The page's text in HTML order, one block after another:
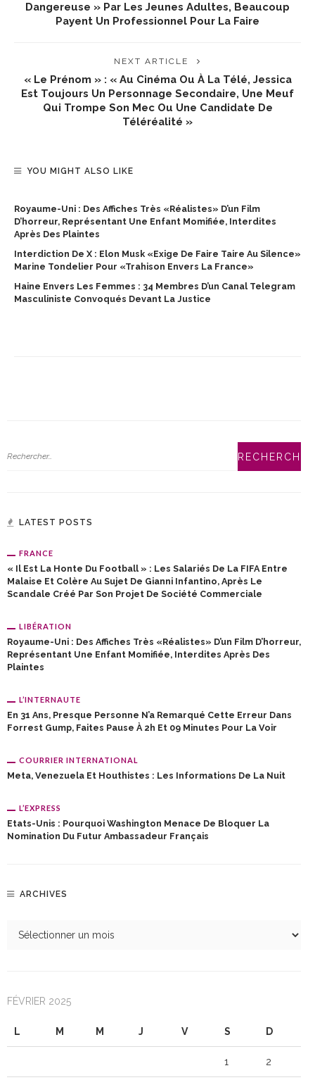
Dangereuse » Par Les Jeunes Adultes, Beaucoup
Payent Un Professionnel Pour La Faire
NEXT ARTICLE
« Le Prénom » : « Au Cinéma Ou À La Télé, Jessica
Est Toujours Un Personnage Secondaire, Une Meuf
Qui Trompe Son Mec Ou Une Candidate De
Téléréalité »
YOU MIGHT ALSO LIKE
Royaume-Uni : Des Affiches Très «réalistes» D’un Film
D’horreur, Représentant Une Enfant Momifiée, Interdites
Après Des Plaintes
Interdiction De X : Elon Musk «exige De Faire Taire Au Silence»
Marine Tondelier Pour «trahison Envers La France»
Haine Envers Les Femmes : 34 Membres D’un Canal Telegram
Masculiniste Convoqués Devant La Justice
LATEST POSTS
FRANCE
« Il Est La Honte Du Football » : Les Salariés De La FIFA Entre
Malaise Et Colère Au Sujet De Gianni Infantino, Après Le
Scandale Créé Par Son Projet De Société Commerciale
LIBÉRATION
Royaume-Uni : Des Affiches Très «réalistes» D’un Film D’horreur,
Représentant Une Enfant Momifiée, Interdites Après Des
Plaintes
L’INTERNAUTE
En 31 Ans, Presque Personne N’a Remarqué Cette Erreur Dans
Forrest Gump, Faites Pause À 2h Et 09 Minutes Pour La Voir
COURRIER INTERNATIONAL
Meta, Venezuela Et Houthistes : Les Informations De La Nuit
L’EXPRESS
Etats-Unis : Pourquoi Washington Menace De Bloquer La
Nomination Du Futur Ambassadeur Français
ARCHIVES
FÉVRIER 2025
L M M J V S D
1 2